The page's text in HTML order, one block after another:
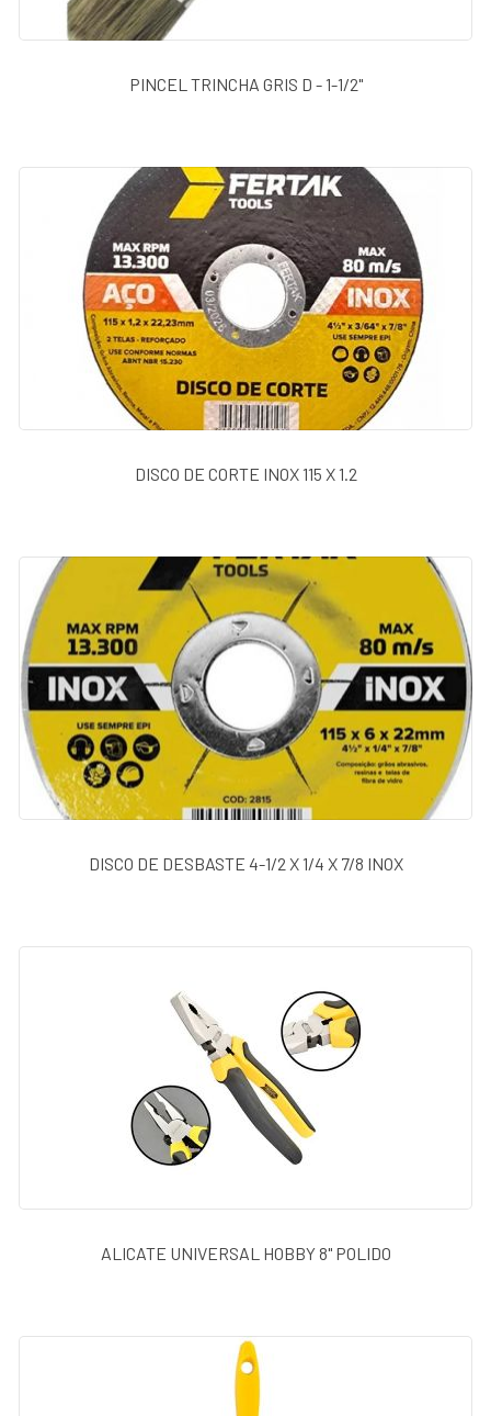
PINCEL TRINCHA GRIS D - 1-1/2"
DISCO DE CORTE INOX 115 X 1.2
DISCO DE DESBASTE 4-1/2 X 1/4 X 7/8 INOX
ALICATE UNIVERSAL HOBBY 8" POLIDO